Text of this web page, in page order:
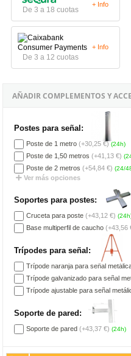
De 3 a 18 cuotas
+ Info
De 3 a 12 cuotas
+ Info
AÑADIR COMPLEMENTOS Y
Postes para señal:
Poste de 1 metro (+30,25 €) (24h)
Poste de 1,50 metros (+41,13 €)
Poste de 2 metros (+54,84 €) (24/
Ver más opciones
Soportes para postes:
Cruceta para poste (+43,12 €)
Base multiperfil de caucho (+43,56
Trípodes para señal:
Trípode naranja para señal
Trípode galvanizado para señal
Trípode ajustable para señal
Soporte de pared:
Soporte de pared (+43,37 €) (24h)